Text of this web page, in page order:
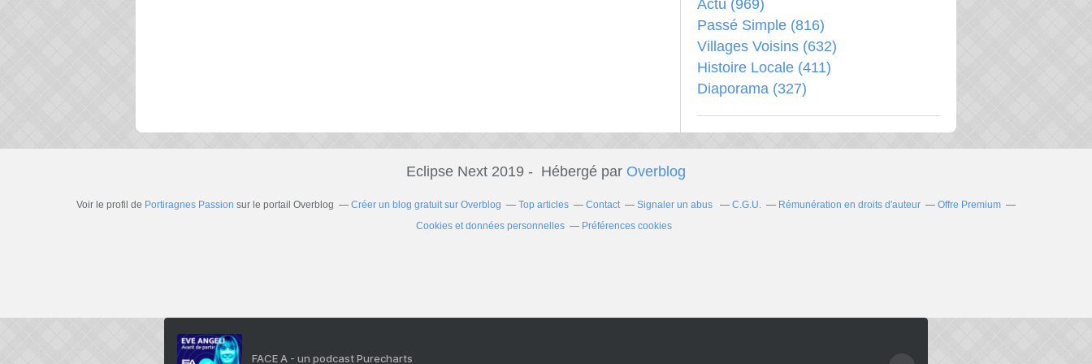
Actu (969)
Passé Simple (816)
Villages Voisins (632)
Histoire Locale (411)
Diaporama (327)
Eclipse Next 2019 - Hébergé par Overblog
Voir le profil de Portiragnes Passion sur le portail Overblog Créer un blog gratuit sur Overblog Top articles Contact Signaler un abus C.G.U. Rémunération en droits d'auteur
Offre Premium
Cookies et données personnelles
Préférences cookies
FACE A - un podcast Purecharts